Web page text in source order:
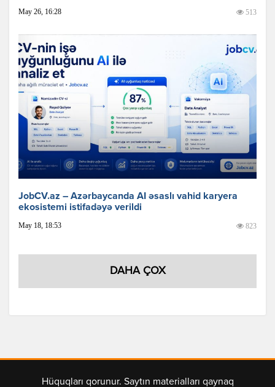
May 26, 16:28 513
JobCV.az – Azərbaycanda AI əsaslı vahid karyera
ekosistemi istifadəyə verildi
May 18, 18:53 823
DAHA ÇOX
Hüquqları qorunur. Saytın materialları qaynaq